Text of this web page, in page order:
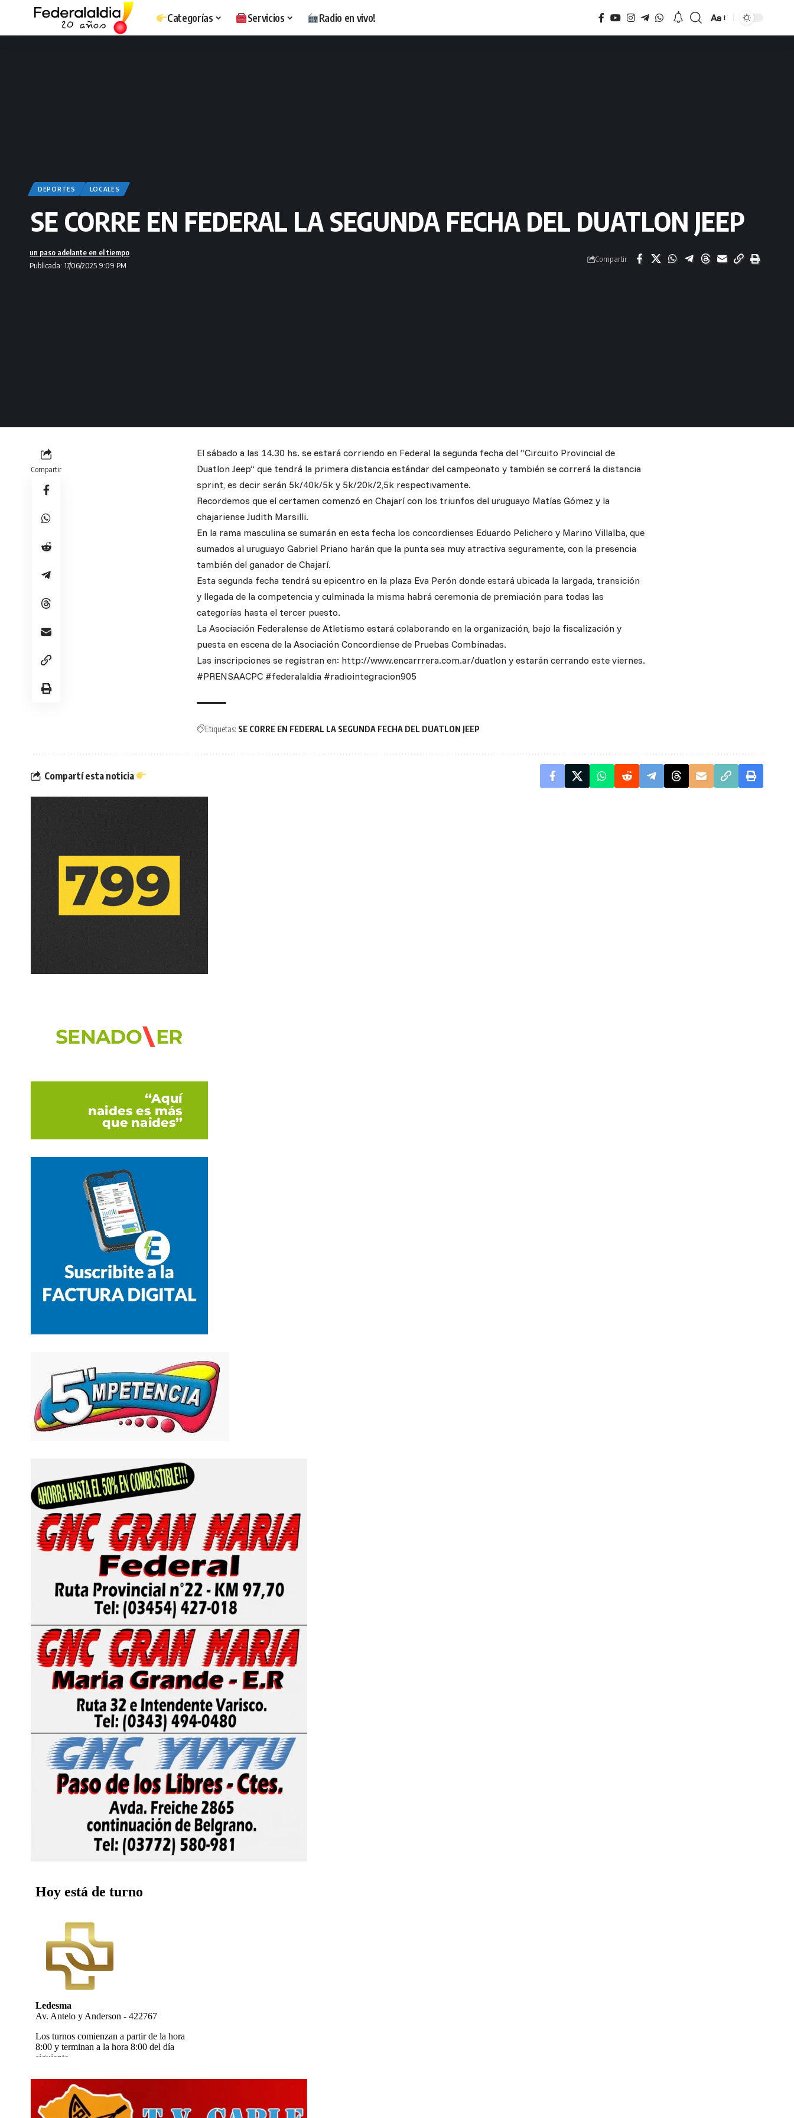
Categorías Servicios Radio en vivo!
Tamaño
Aa
DEPORTES LOCALES
SE CORRE EN FEDERAL LA SEGUNDA FECHA DEL DUATLON JEEP
Publicada: 17/06/2025 9:09 PM
un paso adelante en el tiempo
Compartir
Compartir
El sábado a las 14.30 hs. se estará corriendo en Federal la segunda fecha del “Circuito Provincial de
Duatlon Jeep” que tendrá la primera distancia estándar del campeonato y también se correrá la distancia
sprint, es decir serán 5k/40k/5k y 5k/20k/2,5k respectivamente.
Recordemos que el certamen comenzó en Chajarí con los triunfos del uruguayo Matías Gómez y la
chajariense Judith Marsilli.
En la rama masculina se sumarán en esta fecha los concordienses Eduardo Pelichero y Marino Villalba, que
sumados al uruguayo Gabriel Priano harán que la punta sea muy atractiva seguramente, con la presencia
también del ganador de Chajarí.
Esta segunda fecha tendrá su epicentro en la plaza Eva Perón donde estará ubicada la largada, transición
y llegada de la competencia y culminada la misma habrá ceremonia de premiación para todas las
categorías hasta el tercer puesto.
La Asociación Federalense de Atletismo estará colaborando en la organización, bajo la fiscalización y
puesta en escena de la Asociación Concordiense de Pruebas Combinadas.
Las inscripciones se registran en: http://www.encarrrera.com.ar/duatlon y estarán cerrando este viernes.
#PRENSAACPC #federalaldia #radiointegracion905
Etiquetas: SE CORRE EN FEDERAL LA SEGUNDA FECHA DEL DUATLON JEEP
Compartí esta noticia